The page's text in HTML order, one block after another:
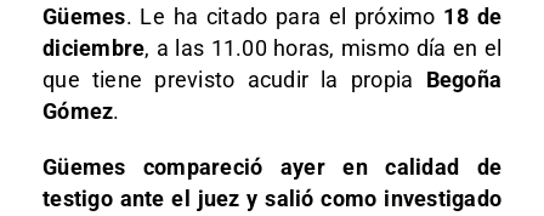
Güemes. Le ha citado para el próximo 18 de
diciembre, a las 11.00 horas, mismo día en el
que tiene previsto acudir la propia Begoña
Gómez.
Güemes compareció ayer en calidad de
testigo ante el juez y salió como investigado